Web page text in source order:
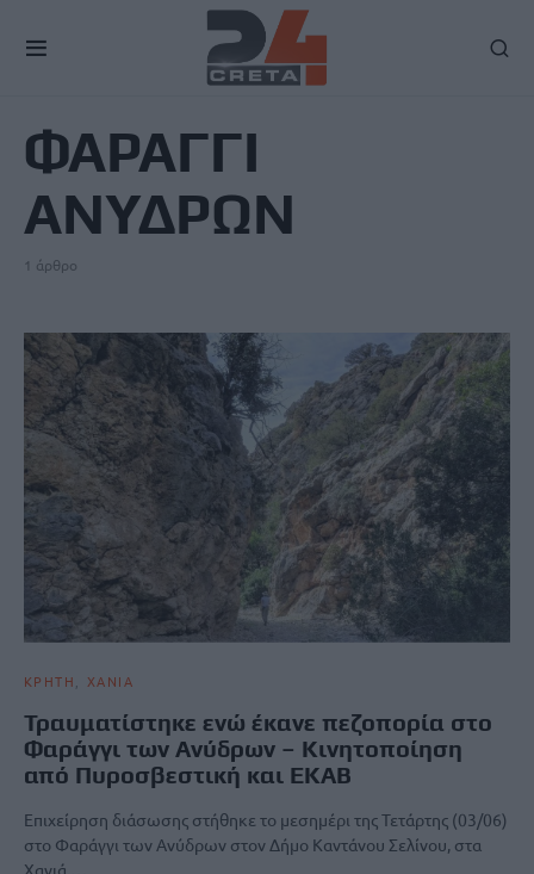
ΦΑΡΑΓΓΙ
ΑΝΥΔΡΩΝ
1 άρθρο
ΚΡΗΤΗ ΧΑΝΙΑ
Τραυματίστηκε ενώ έκανε πεζοπορία στο
Φαράγγι των Ανύδρων – Κινητοποίηση
από Πυροσβεστική και ΕΚΑΒ
Επιχείρηση διάσωσης στήθηκε το μεσημέρι της Τετάρτης (03/06)
στο Φαράγγι των Ανύδρων στον Δήμο Καντάνου Σελίνου, στα
Χανιά.…